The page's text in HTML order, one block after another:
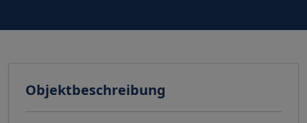
Objektbeschreibung